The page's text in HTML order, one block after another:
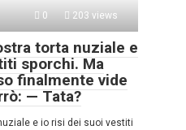
0 203 views
torta nuziale e
sporchi. Ma
finalmente vide
— Tata?
e io risi dei suoi vestiti